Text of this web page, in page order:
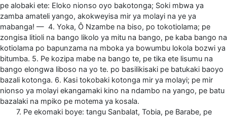
pe alobaki ete: Eloko nionso oyo bakotonga; Soki mbwa ya
zamba amateli yango, akokweyisa mir ya molayi na ye ya
mabanga! — 4. Yoka, Ô Nzambe na biso, po tokotiolama; pe
zongisa litioli na bango likolo ya mitu na bango, pe kaba bango na
kotiolama po bapunzama na mboka ya bowumbu lokola bozwi ya
bitumba. 5. Pe kozipa mabe na bango te, pe tika ete lisumu na
bango elongwa liboso na yo te. po basilikisaki pe batukaki baoyo
bazali kotonga. 6. Kasi tokobaki kotonga mir ya molayi; pe mir
nionso ya molayi ekangamaki kino na ndambo na yango, pe batu
bazalaki na mpiko pe motema ya kosala.
7. Pe ekomaki boye: tangu Sanbalat, Tobia, pe Barabe, pe